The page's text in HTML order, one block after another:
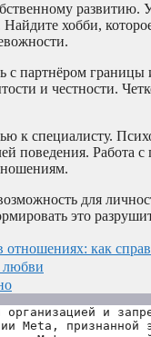
хобби,
с партнёром
и честности.
к специалисту.
поведения. Работа
для
это
отношениях: как
любви
организацией и
Meta, признанной